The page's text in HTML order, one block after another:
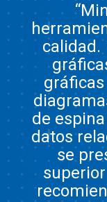
calidad.
de
datos
se